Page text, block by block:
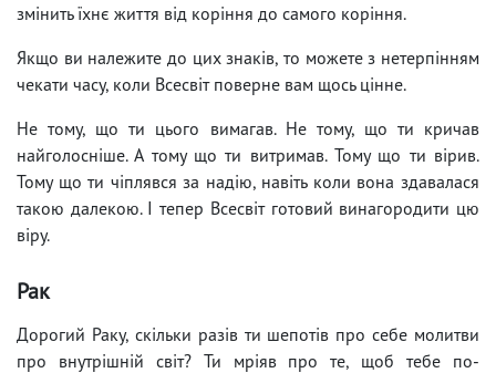
змінить їхнє життя від коріння до самого коріння.
Якщо ви належите до цих знаків, то можете з нетерпінням
чекати часу, коли Всесвіт поверне вам щось цінне.
Не тому, що ти цього вимагав. Не тому, що ти кричав
найголосніше. А тому що ти витримав. Тому що ти вірив.
Тому що ти чіплявся за надію, навіть коли вона здавалася
такою далекою. І тепер Всесвіт готовий винагородити цю
віру.
Рак
Дорогий Раку, скільки разів ти шепотів про себе молитви
про внутрішній світ? Ти мріяв про те, щоб тебе по-